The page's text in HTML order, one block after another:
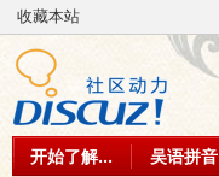
收藏本站
开始了解... 吴语拼音